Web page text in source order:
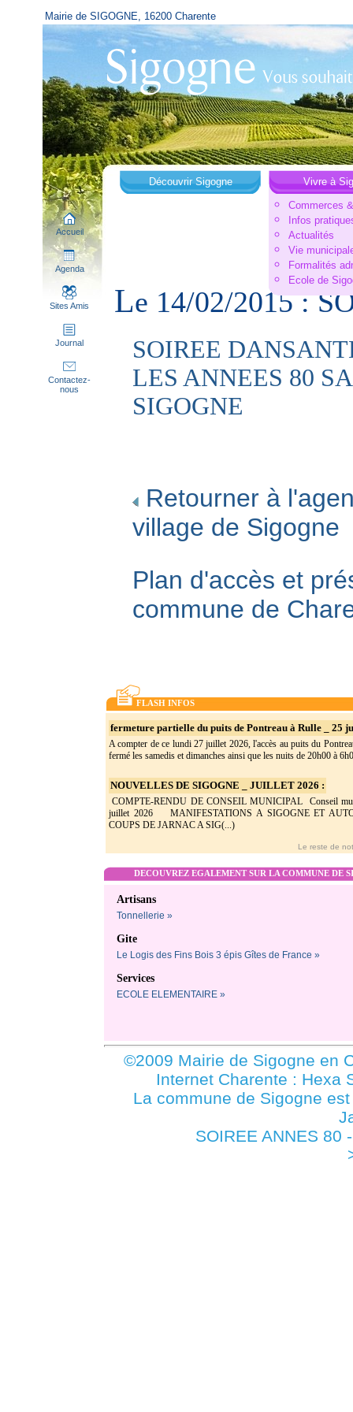
Mairie de SIGOGNE, 16200 Charente
Accueil
Agenda
Sites Amis
Journal
Contactez-
nous
Découvrir Sigogne
Vivre à
Commerces
Infos
Actualités
Vie
Formalités
Ecole de
Le 14/02/2015 :
SOIREE
LES ANNEES 80
SIGOGNE
Retourner à
village de Sigogne
Plan d'accès et
commune de
FLASH INFOS
fermeture partielle du puits de Pontreau à Rulle _ 25
A compter de ce lundi 27 juillet 2026, l'accès au puits du
fermé les samedis et dimanches ainsi que les nuits de 20h00 à
NOUVELLES DE SIGOGNE _ JUILLET 2026 :
COMPTE-RENDU DE CONSEIL MUNICIPAL Conseil
juillet 2026 MANIFESTATIONS A SIGOGNE ET
COUPS DE JARNAC A SIG(...)
Le reste de
DECOUVREZ EGALEMENT SUR LA COMMUNE DE
Artisans
Tonnellerie »
Gite
Le Logis des Fins Bois 3 épis Gîtes de France »
Services
ECOLE ELEMENTAIRE »
©2009 Mairie de Sigogne en
Internet Charente : Hexa
La commune de Sigogne
SOIREE ANNES 80